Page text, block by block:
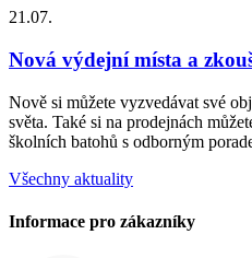
21.07.
Nová výdejní místa a
Nově si můžete vyzvedávat své
světa. Také si na prodejnách
školních batohů s odborným
Všechny aktuality
Informace pro zákazníky